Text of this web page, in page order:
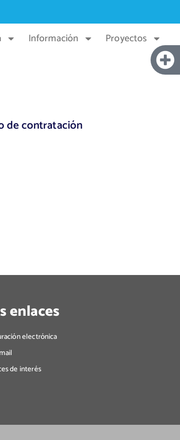
Información Proyectos
de contratación
enlaces
electrónica
de interés